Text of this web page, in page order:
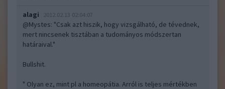
alagi 2012.02.13 02:04:07
@Mystes: "Csak azt hiszik, hogy vizsgálható, de tévednek,
mert nincsenek tisztában a tudományos módszertan
határaival."
Bullshit.
" Olyan ez, mint pl a homeopátia. Arról is teljes mértékben